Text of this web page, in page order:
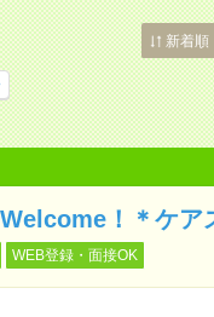
新着順
！＊ケア
WEB登録・面接OK